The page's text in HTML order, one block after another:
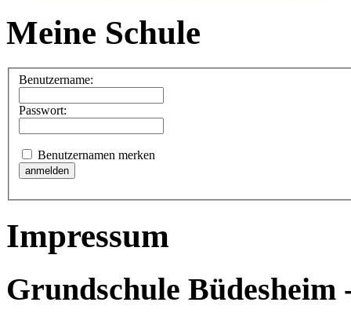
Meine Schule
Benutzername:
Passwort:
Benutzernamen merken
Impressum
Grundschule Büdesheim